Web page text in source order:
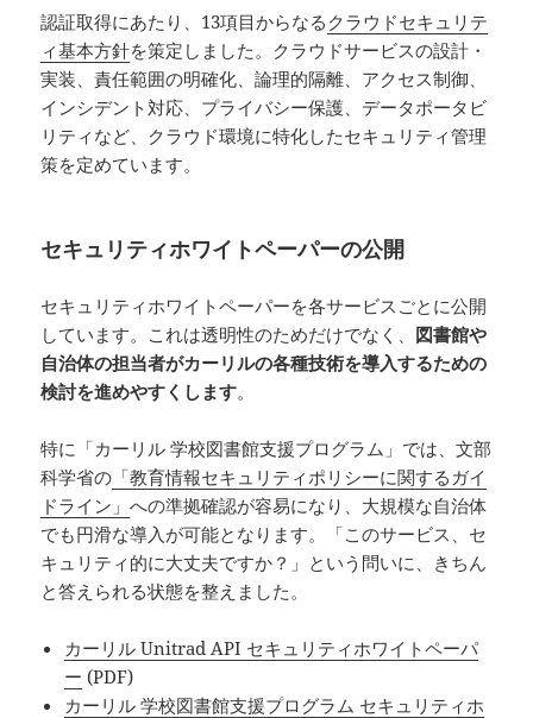
認証取得にあたり、13項目からなる クラウドセキュリテ
ィ基本方針を策定しました。クラウドサービスの設計・
実装、責任範囲の明確化、論理的隔離、アクセス制御、
インシデント対応、プライバシー保護、データポータビ
リティなど、クラウド環境に特化したセキュリティ管理
策を定めています。
セキュリティホワイトペーパーの公開
セキュリティホワイトペーパーを各サービスごとに公開
しています。これは透明性のためだけでなく、 図書館や
自治体の担当者がカーリルの各種技術を導入するための
検討を進めやすくします。
特に「カーリル 学校図書館支援プログラム」では、文部
科学省の 「教育情報セキュリティポリシーに関するガイ
ドライン」への準拠確認が容易になり、大規模な自治体
でも円滑な導入が可能となります。「このサービス、セ
キュリティ的に大丈夫ですか？」という問いに、きちん
と答えられる状態を整えました。
カーリル Unitrad API セキュリティホワイトペーパ
ー (PDF)
カーリル 学校図書館支援プログラム セキュリティホ